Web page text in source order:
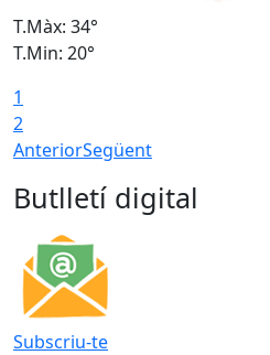
T.Màx: 34°
T.Min: 20°
1
2
AnteriorSegüent
Butlletí digital
Subscriu-te